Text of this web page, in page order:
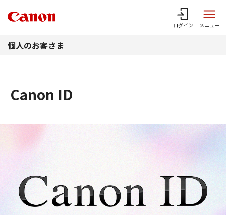
ログイン メニュー
個人のお客さま
Canon ID